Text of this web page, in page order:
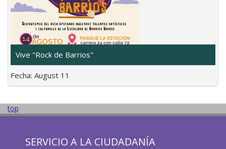
Vive "Rock de Barrios"
Fecha: August 11
top
SERVICIO A LA CIUDADANÍA